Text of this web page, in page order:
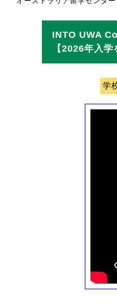
INTO UWA
【2026年入学
学